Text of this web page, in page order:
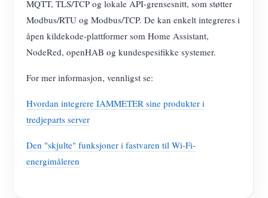
MQTT, TLS/TCP og lokale API-grensesnitt, som støtter
Modbus/RTU og Modbus/TCP. De kan enkelt integreres i
åpen kildekode-plattformer som Home Assistant,
NodeRed, openHAB og kundespesifikke systemer.
For mer informasjon, vennligst se:
Hvordan integrere IAMMETER sine produkter i
tredjeparts server
Den "skjulte" funksjoner i fastvaren til Wi-Fi-
energimåleren